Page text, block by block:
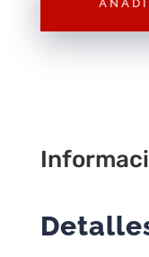
A050
Playmobil